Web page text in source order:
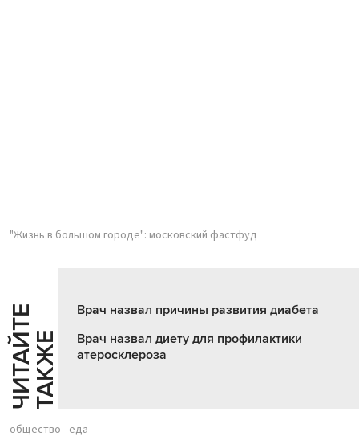
"Жизнь в большом городе": московский фастфуд
Ч
И
Т
АЙ
Т
Е
Т
А
К
ЖЕ
Врач назвал причины развития диабета
Врач назвал диету для профилактики
атеросклероза
общество еда